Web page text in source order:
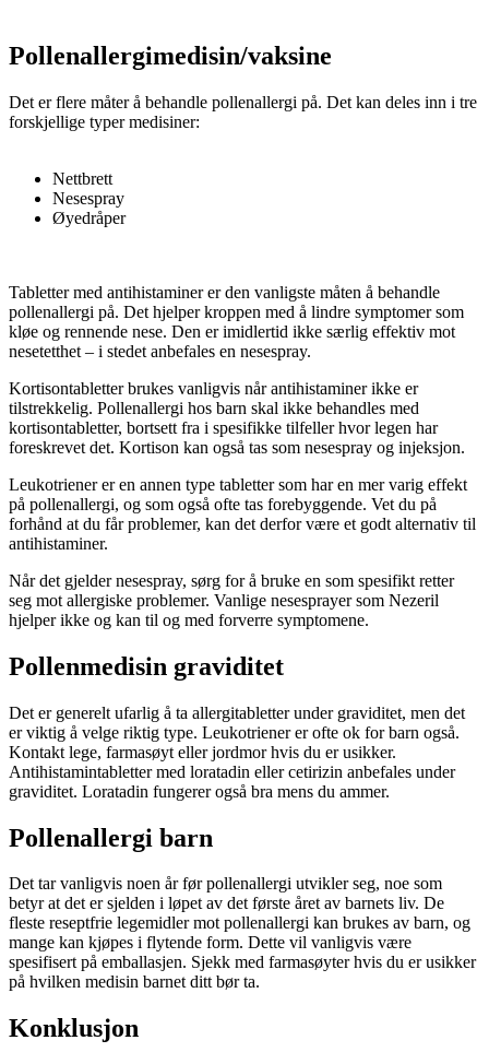
Pollenallergimedisin/vaksine
Det er flere måter å behandle pollenallergi på. Det kan deles inn i tre
forskjellige typer medisiner:
Nettbrett
Nesespray
Øyedråper
Tabletter med antihistaminer er den vanligste måten å behandle
pollenallergi på. Det hjelper kroppen med å lindre symptomer som
kløe og rennende nese. Den er imidlertid ikke særlig effektiv mot
nesetetthet – i stedet anbefales en nesespray.
Kortisontabletter brukes vanligvis når antihistaminer ikke er
tilstrekkelig. Pollenallergi hos barn skal ikke behandles med
kortisontabletter, bortsett fra i spesifikke tilfeller hvor legen har
foreskrevet det. Kortison kan også tas som nesespray og injeksjon.
Leukotriener er en annen type tabletter som har en mer varig effekt
på pollenallergi, og som også ofte tas forebyggende. Vet du på
forhånd at du får problemer, kan det derfor være et godt alternativ til
antihistaminer.
Når det gjelder nesespray, sørg for å bruke en som spesifikt retter
seg mot allergiske problemer. Vanlige nesesprayer som Nezeril
hjelper ikke og kan til og med forverre symptomene.
Pollenmedisin graviditet
Det er generelt ufarlig å ta allergitabletter under graviditet, men det
er viktig å velge riktig type. Leukotriener er ofte ok for barn også.
Kontakt lege, farmasøyt eller jordmor hvis du er usikker.
Antihistamintabletter med loratadin eller cetirizin anbefales under
graviditet. Loratadin fungerer også bra mens du ammer.
Pollenallergi barn
Det tar vanligvis noen år før pollenallergi utvikler seg, noe som
betyr at det er sjelden i løpet av det første året av barnets liv. De
fleste reseptfrie legemidler mot pollenallergi kan brukes av barn, og
mange kan kjøpes i flytende form. Dette vil vanligvis være
spesifisert på emballasjen. Sjekk med farmasøyter hvis du er usikker
på hvilken medisin barnet ditt bør ta.
Konklusjon